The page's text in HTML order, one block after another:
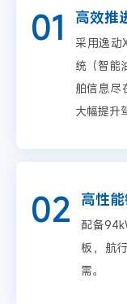
01 高效推
采用逸动
统（智能
舶信息尽
大幅提升
02 高性
配备
板，航
需。